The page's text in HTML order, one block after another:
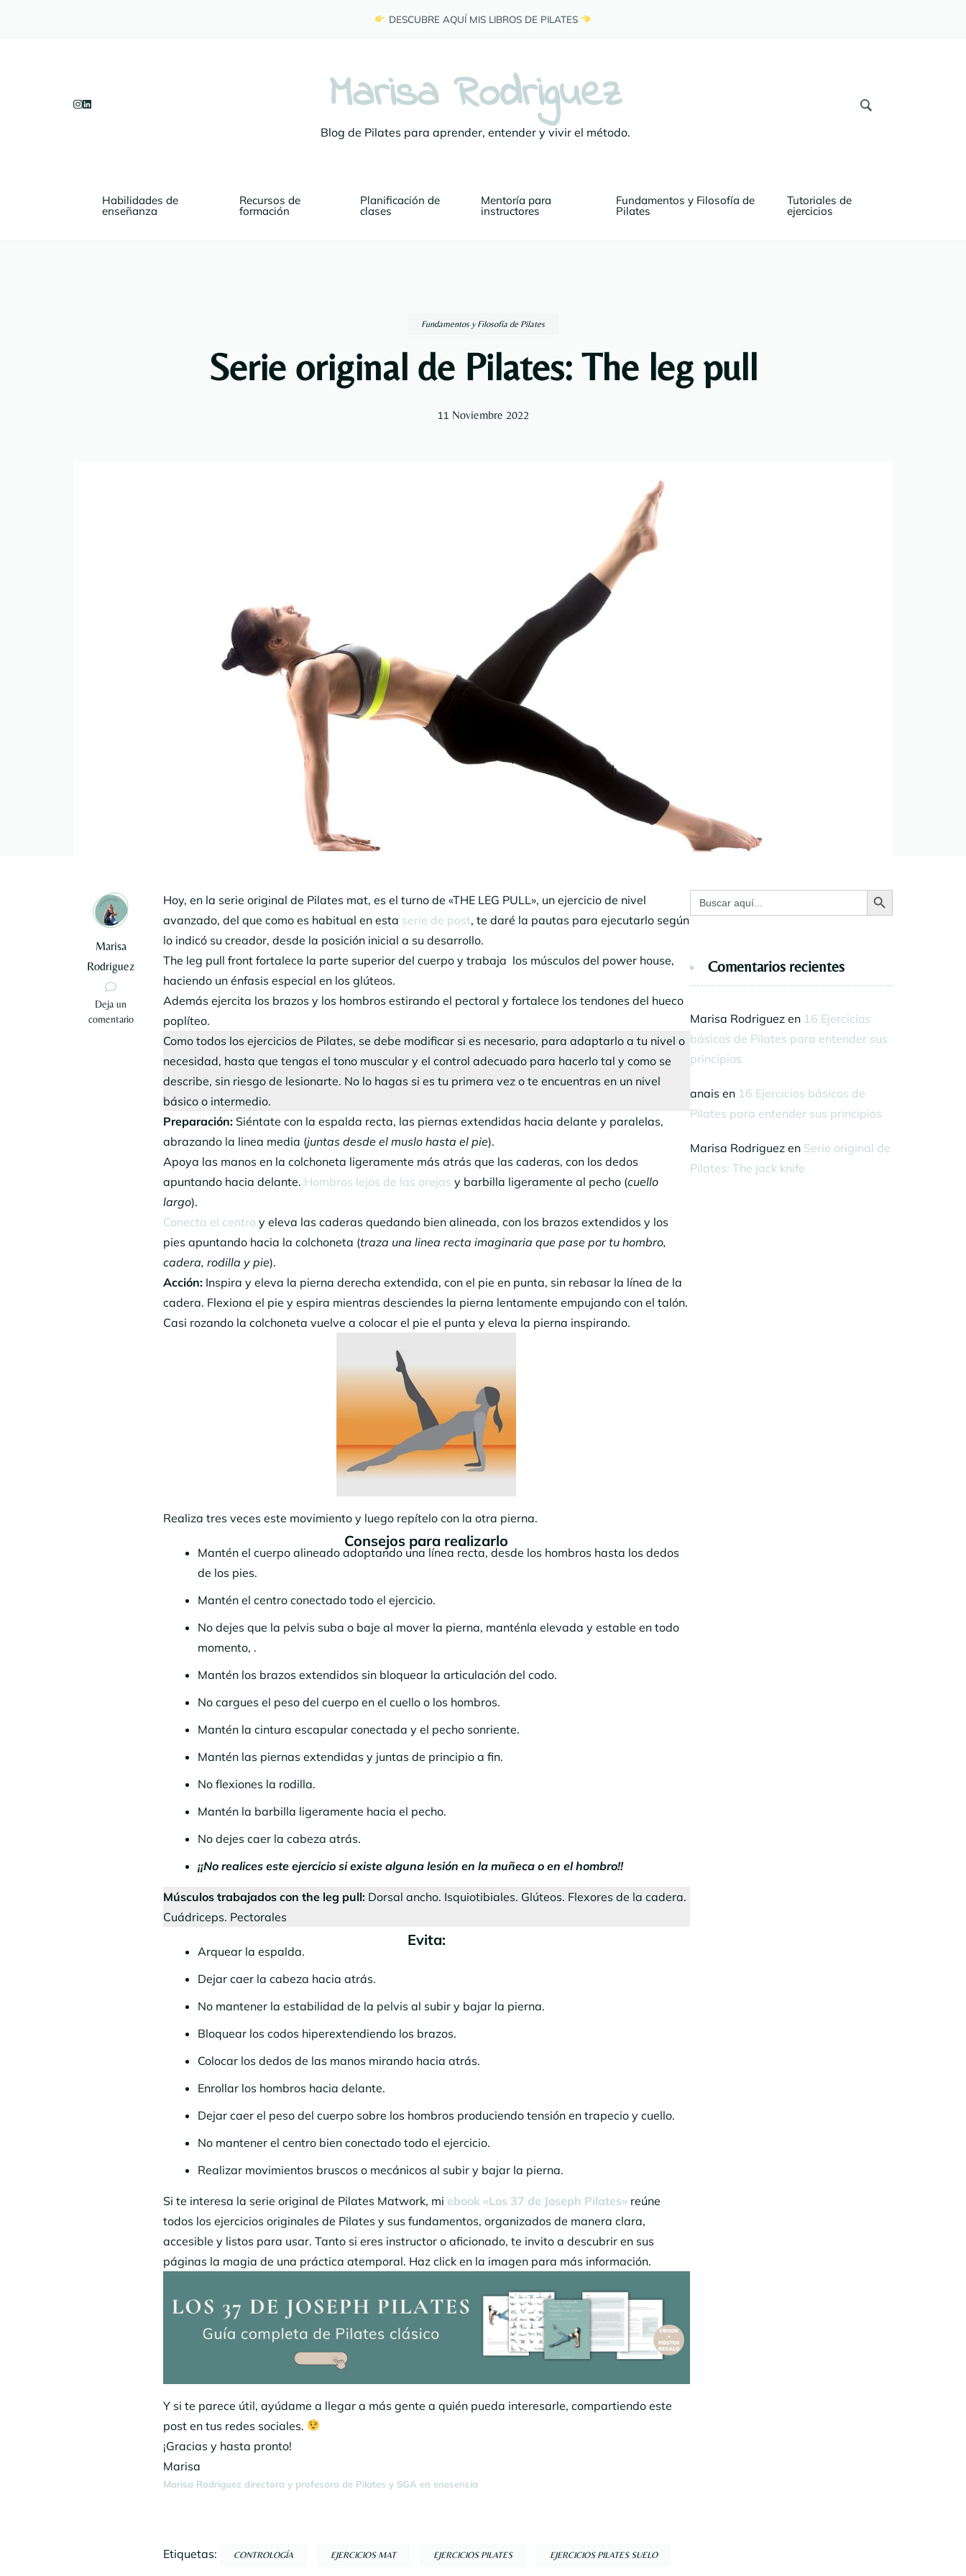
DESCUBRE AQUÍ MIS LIBROS DE PILATES
Marisa Rodriguez
Blog de Pilates para aprender, entender y vivir el método.
Habilidades de
enseñanza
Recursos de
formación
Planificación de
clases
Mentoría para
instructores
Fundamentos y Filosofía de
Pilates
Tutoriales de
ejercicios
Fundamentos y Filosofía de Pilates
Serie original de Pilates: The leg pull
11 Noviembre 2022
Marisa
Rodriguez
Deja un
comentario
en
Serie
Hoy, en la serie original de Pilates mat, es el turno de «THE LEG PULL», un ejercicio de nivel
avanzado, del que como es habitual en esta serie de post, te daré la pautas para ejecutarlo según
lo indicó su creador, desde la posición inicial a su desarrollo.
The leg pull front fortalece la parte superior del cuerpo y trabaja los músculos del power house,
haciendo un énfasis especial en los glúteos.
Además ejercita los brazos y los hombros estirando el pectoral y fortalece los tendones del hueco
poplíteo.
Como todos los ejercicios de Pilates, se debe modificar si es necesario, para adaptarlo a tu nivel o
necesidad, hasta que tengas el tono muscular y el control adecuado para hacerlo tal y como se
describe, sin riesgo de lesionarte. No lo hagas si es tu primera vez o te encuentras en un nivel
básico o intermedio.
Preparación: Siéntate con la espalda recta, las piernas extendidas hacia delante y paralelas,
abrazando la linea media (juntas desde el muslo hasta el pie).
Apoya las manos en la colchoneta ligeramente más atrás que las caderas, con los dedos
apuntando hacia delante. Hombros lejos de las orejas y barbilla ligeramente al pecho (cuello
largo).
Conecta el centro y eleva las caderas quedando bien alineada, con los brazos extendidos y los
pies apuntando hacia la colchoneta (traza una linea recta imaginaria que pase por tu hombro,
cadera, rodilla y pie).
Acción: Inspira y eleva la pierna derecha extendida, con el pie en punta, sin rebasar la línea de la
cadera. Flexiona el pie y espira mientras desciendes la pierna lentamente empujando con el talón.
Casi rozando la colchoneta vuelve a colocar el pie el punta y eleva la pierna inspirando.
Realiza tres veces este movimiento y luego repítelo con la otra pierna.
Consejos para realizarlo
Mantén el cuerpo alineado adoptando una línea recta, desde los hombros hasta los dedos
de los pies.
Mantén el centro conectado todo el ejercicio.
No dejes que la pelvis suba o baje al mover la pierna, manténla elevada y estable en todo
momento, .
Mantén los brazos extendidos sin bloquear la articulación del codo.
No cargues el peso del cuerpo en el cuello o los hombros.
Mantén la cintura escapular conectada y el pecho sonriente.
Mantén las piernas extendidas y juntas de principio a fin.
No flexiones la rodilla.
Mantén la barbilla ligeramente hacia el pecho.
No dejes caer la cabeza atrás.
¡¡No realices este ejercicio si existe alguna lesión en la muñeca o en el hombro!!
Músculos trabajados con the leg pull: Dorsal ancho. Isquiotibiales. Glúteos. Flexores de la cadera.
Cuádriceps. Pectorales
Evita:
Arquear la espalda.
Dejar caer la cabeza hacia atrás.
No mantener la estabilidad de la pelvis al subir y bajar la pierna.
Bloquear los codos hiperextendiendo los brazos.
Colocar los dedos de las manos mirando hacia atrás.
Enrollar los hombros hacia delante.
Dejar caer el peso del cuerpo sobre los hombros produciendo tensión en trapecio y cuello.
No mantener el centro bien conectado todo el ejercicio.
Realizar movimientos bruscos o mecánicos al subir y bajar la pierna.
Si te interesa la serie original de Pilates Matwork, mi ebook «Los 37 de Joseph Pilates» reúne
todos los ejercicios originales de Pilates y sus fundamentos, organizados de manera clara,
accesible y listos para usar. Tanto si eres instructor o aficionado, te invito a descubrir en sus
páginas la magia de una práctica atemporal. Haz click en la imagen para más información.
Y si te parece útil, ayúdame a llegar a más gente a quién pueda interesarle, compartiendo este
post en tus redes sociales.
¡Gracias y hasta pronto!
Marisa
Marisa Rodriguez directora y profesora de Pilates y SGA en enesencia
Etiquetas: CONTROLOGÍA EJERCICIOS MAT EJERCICIOS PILATES EJERCICIOS PILATES SUELO
Buscar: Botón de búsqueda
Comentarios recientes
Marisa Rodriguezen 16 Ejercicios
básicos de Pilates para entender sus
principios
anais en 16 Ejercicios básicos de
Pilates para entender sus principios
Marisa Rodriguezen Serie original de
Pilates: The jack knife